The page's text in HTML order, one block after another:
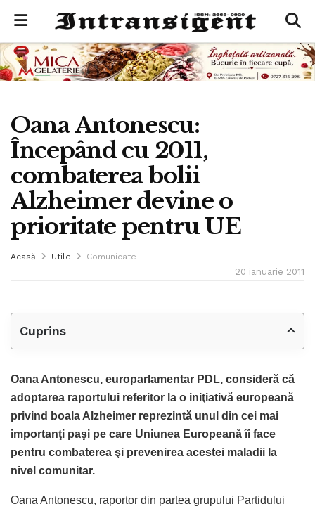
Oana Antonescu:
Începând cu 2011,
combaterea bolii
Alzheimer devine o
prioritate pentru UE
Acasă Utile Comunicate
20 ianuarie 2011
Cuprins
Oana Antonescu, europarlamentar PDL, consideră că
adoptarea raportului referitor la o iniţiativă europeană
privind boala Alzheimer reprezintă unul din cei mai
importanţi paşi pe care Uniunea Europeană îi face
pentru combaterea şi prevenirea acestei maladii la
nivel comunitar.
Oana Antonescu, raportor din partea grupului Partidului